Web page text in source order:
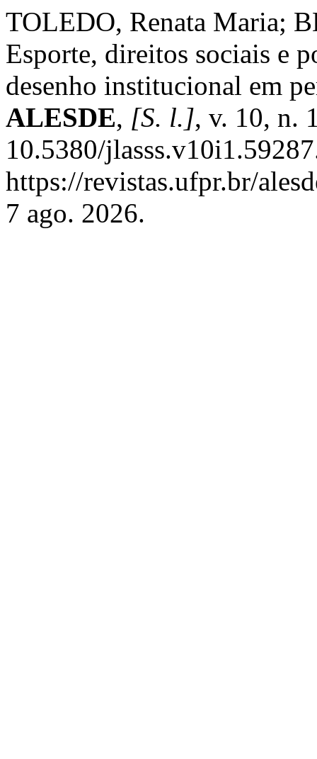
TOLEDO, Renata Maria;
Esporte, direitos sociais e
desenho institucional em
ALESDE, [S. l.], v. 10, n.
10.5380/
https://revistas.ufpr.br/
7 ago. 2026.